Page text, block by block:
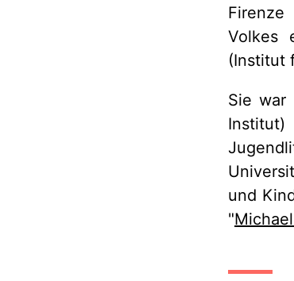
Volkes
(Institut
Sie war
und
"